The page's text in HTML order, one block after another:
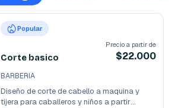
Popular
Corte basico
Precio a partir de
$22.000
BARBERIA
Diseño de corte de cabello a maquina y
tijera para caballeros y niños a partir...